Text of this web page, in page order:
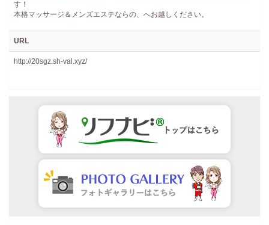
す！
本格マッサージ＆メンズエステならの、へお越しください。
URL
http://20sgz.sh-val.xyz/